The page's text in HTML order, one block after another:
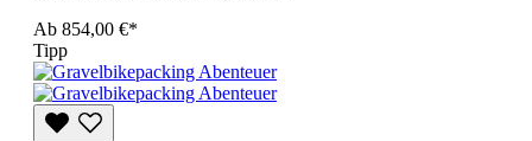
Ab 854,00 €*
Tipp